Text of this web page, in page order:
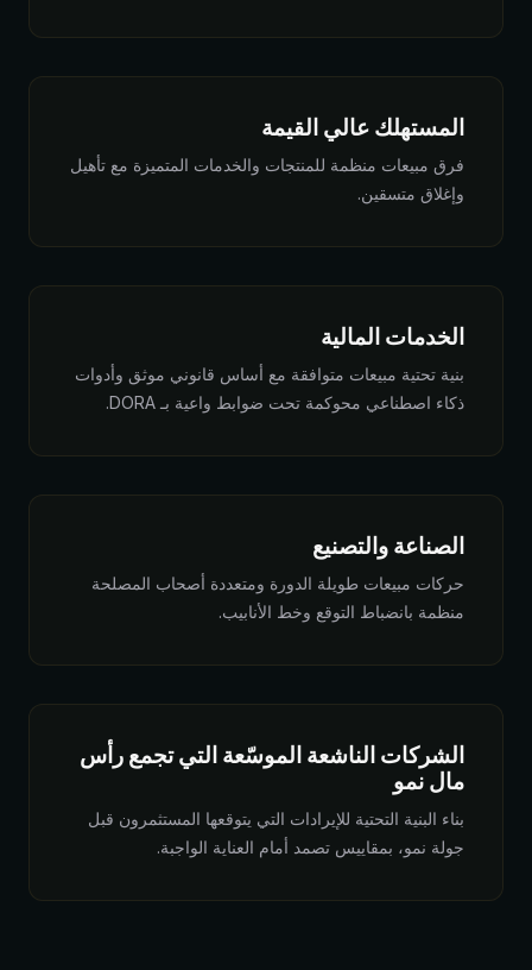
المستهلك عالي القيمة
فرق مبيعات منظمة للمنتجات والخدمات المتميزة مع تأهيل
وإغلاق متسقين.
الخدمات المالية
بنية تحتية مبيعات متوافقة مع أساس قانوني موثق وأدوات
ذكاء اصطناعي محوكمة تحت ضوابط واعية بـ DORA.
الصناعة والتصنيع
حركات مبيعات طويلة الدورة ومتعددة أصحاب المصلحة
منظمة بانضباط التوقع وخط الأنابيب.
الشركات الناشعة الموسّعة التي تجمع رأس
مال نمو
بناء البنية التحتية للإيرادات التي يتوقعها المستثمرون قبل
جولة نمو، بمقاييس تصمد أمام العناية الواجبة.